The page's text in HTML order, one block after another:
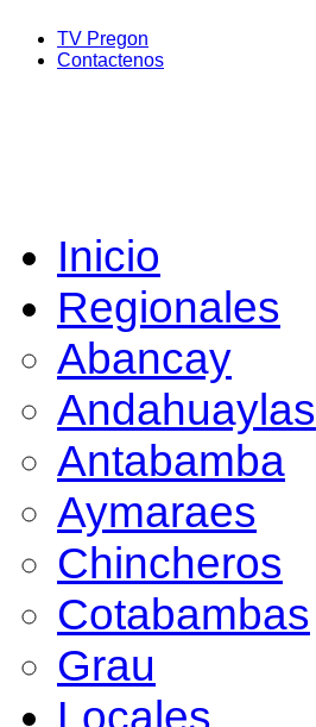
TV Pregon
Contactenos
Inicio
Regionales
Abancay
Andahuaylas
Antabamba
Aymaraes
Chincheros
Cotabambas
Grau
Locales